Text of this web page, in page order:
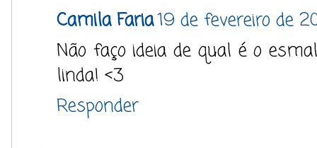
Camila Faria19 de fevereiro de
Não faço ideia de qual é o
linda! <3
Responder